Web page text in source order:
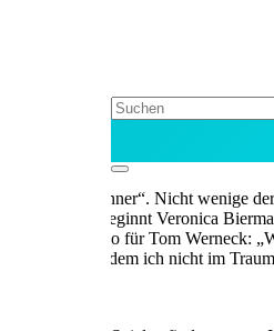
„Gewinner“. Nicht wenige
beginnt Veronica
die Laudatio für Tom Werneck:
von dem ich nicht im